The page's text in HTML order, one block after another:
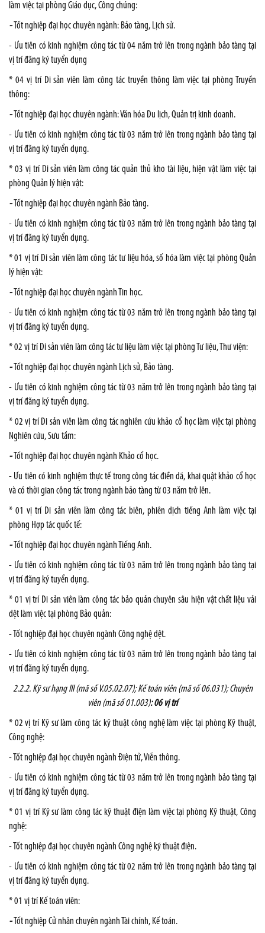
làm việc tại phòng Giáo dục, Công chúng:
-Tốt nghiệp đại học chuyên ngành: Bảo tàng, Lịch sử.
- Ưu tiên có kinh nghiệm công tác từ 04 năm trở lên trong ngành bảo tàng tại
vị trí đăng ký tuyển dụng
* 04 vị trí Di sản viên làm công tác truyền thông làm việc tại phòng Truyền
thông:
-Tốt nghiệp đại học chuyên ngành: Văn hóa Du lịch, Quản trị kinh doanh.
- Ưu tiên có kinh nghiệm công tác từ 03 năm trở lên trong ngành bảo tàng tại
vị trí đăng ký tuyển dụng.
* 03 vị trí Di sản viên làm công tác quản thủ kho tài liệu, hiện vật làm việc tại
phòng Quản lý hiện vật:
-Tốt nghiệp đại học chuyên ngành Bảo tàng.
- Ưu tiên có kinh nghiệm công tác từ 03 năm trở lên trong ngành bảo tàng tại
vị trí đăng ký tuyển dụng.
* 01 vị trí Di sản viên làm công tác tư liệu hóa, số hóa làm việc tại phòng Quản
lý hiện vật:
-Tốt nghiệp đại học chuyên ngành Tin học.
- Ưu tiên có kinh nghiệm công tác từ 03 năm trở lên trong ngành bảo tàng tại
vị trí đăng ký tuyển dụng.
* 02 vị trí Di sản viên làm công tác tư liệu làm việc tại phòng Tư liệu, Thư viện:
-Tốt nghiệp đại học chuyên ngành Lịch sử, Bảo tàng.
- Ưu tiên có kinh nghiệm công tác từ 03 năm trở lên trong ngành bảo tàng tại
vị trí đăng ký tuyển dụng.
* 02 vị trí Di sản viên làm công tác nghiên cứu khảo cổ học làm việc tại phòng
Nghiên cứu, Sưu tầm:
-Tốt nghiệp đại học chuyên ngành Khảo cổ học.
- Ưu tiên có kinh nghiệm thực tế trong công tác điền dã, khai quật khảo cổ học
và có thời gian công tác trong ngành bảo tàng từ 03 năm trở lên.
* 01 vị trí Di sản viên làm công tác biên, phiên dịch tiếng Anh làm việc tại
phòng Hợp tác quốc tế:
-Tốt nghiệp đại học chuyên ngành Tiếng Anh.
- Ưu tiên có kinh nghiệm công tác từ 03 năm trở lên trong ngành bảo tàng tại
vị trí đăng ký tuyển dụng.
* 01 vị trí Di sản viên làm công tác bảo quản chuyên sâu hiện vật chất liệu vải
dệt làm việc tại phòng Bảo quản:
- Tốt nghiệp đại học chuyên ngành Công nghệ dệt.
- Ưu tiên có kinh nghiệm công tác từ 03 năm trở lên trong ngành bảo tàng tại
vị trí đăng ký tuyển dụng.
2.2.2. Kỹ sư hạng III (mã số V.05.02.07); Kế toán viên (mã số 06.031); Chuyên
viên (mã số 01.003): 06 vị trí
* 02 vị trí Kỹ sư làm công tác kỹ thuật công nghệ làm việc tại phòng Kỹ thuật,
Công nghệ:
- Tốt nghiệp đại học chuyên ngành Điện tử, Viễn thông.
- Ưu tiên có kinh nghiệm công tác từ 03 năm trở lên trong ngành bảo tàng tại
vị trí đăng ký tuyển dụng.
* 01 vị trí Kỹ sư làm công tác kỹ thuật điện làm việc tại phòng Kỹ thuật, Công
nghệ:
- Tốt nghiệp đại học chuyên ngành Công nghệ kỹ thuật điện.
- Ưu tiên có kinh nghiệm công tác từ 02 năm trở lên trong ngành bảo tàng tại
vị trí đăng ký tuyển dụng.
* 01 vị trí Kế toán viên:
-Tốt nghiệp Cử nhân chuyên ngành Tài chính, Kế toán.